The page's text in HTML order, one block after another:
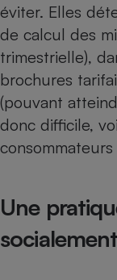
éviter. Elles
de calcul des
trimestrielle),
brochures
(pouvant
donc difficile,
Une